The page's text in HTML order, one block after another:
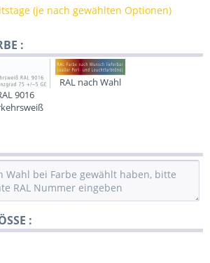
(je nach gewählten Optionen)
:
9016
RAL nach Wahl
: